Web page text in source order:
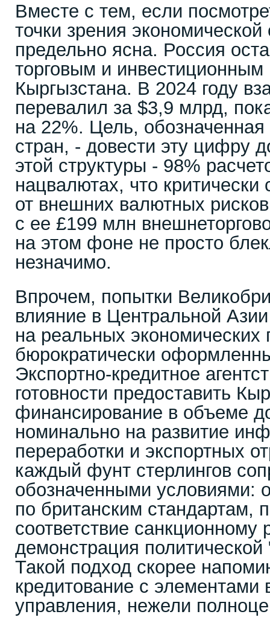
Вместе с тем, если
точки зрения экономической
предельно ясна. Россия
торговым и инвестиционным
Кыргызстана. В 2024 году
перевалил за $3,9 млрд,
на 22%. Цель,
стран, - довести эту цифру
этой структуры - 98%
нацвалютах, что критически
от внешних валютных
с ее £199 млн
на этом фоне не просто
незначимо.
Впрочем, попытки
влияние в Центральной
на реальных экономических
бюрократически
Экспортно-кредитное
готовности предоставить
финансирование в объеме
номинально на развитие
переработки и экспортных
каждый фунт стерлингов
обозначенными условиями:
по британским стандартам,
соответствие санкционному
демонстрация
Такой подход скорее
кредитование с элементами
управления, нежели